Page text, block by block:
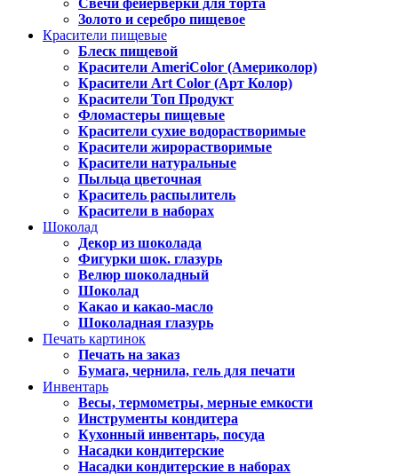
Свечи фейерверки для торта
Золото и серебро пищевое
Красители пищевые
Блеск пищевой
Красители AmeriColor (Америколор)
Красители Art Color (Арт Колор)
Красители Топ Продукт
Фломастеры пищевые
Красители сухие водорастворимые
Красители жирорастворимые
Красители натуральные
Пыльца цветочная
Краситель распылитель
Красители в наборах
Шоколад
Декор из шоколада
Фигурки шок. глазурь
Велюр шоколадный
Шоколад
Какао и какао-масло
Шоколадная глазурь
Печать картинок
Печать на заказ
Бумага, чернила, гель для печати
Инвентарь
Весы, термометры, мерные емкости
Инструменты кондитера
Кухонный инвентарь, посуда
Насадки кондитерские
Насадки кондитерские в наборах